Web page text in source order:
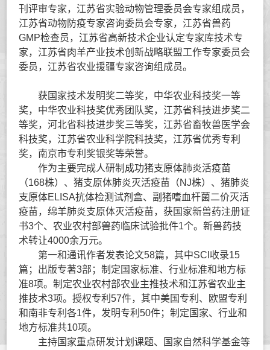
刊评审专家，江苏省实验动物管理委员会专家组成员，
江苏省动物防疫专家咨询委员会专家，江苏省兽药
GMP检查员，江苏省高新技术企业认定专家库技术专
家，江苏省肉羊产业技术创新战略联盟工作专家委员会
委员，江苏省农业援疆专家咨询组成员。
获国家技术发明奖二等奖， 中华农业科技奖一等
奖， 中华农业科技奖优秀团队奖， 江苏省科技进步奖二
等奖，河北省科技进步奖三等奖，江苏省畜牧兽医学会
科技奖，江苏省农业科学院科技奖，江苏省优秀专利
奖，南京市专利奖银奖等荣誉。
作为主要完成人研制成功猪支原体肺炎活疫苗
（168株）、猪支原体肺炎灭活疫苗（NJ株）、猪肺炎
支原体ELISA抗体检测试剂盒、副猪嗜血杆菌二价灭活
疫苗，绵羊肺炎支原体灭活疫苗，获国家新兽药注册证
书3个、农业农村部兽药临床试验批件1个。新兽药技
术转让4000余万元。
第一和通讯作者发表论文58篇，其中SCI 收录15
篇；出版专著3部；制定国家标准、行业标准和地方标
准8项。制定农业农村部农业主推技术和江苏省农业主
推技术3项。授权专利57件，其中美国专利、欧盟专利
和南非专利各1件，发明专利50件；制定国家、行业和
地方标准共10项。
主持国家重点研发计划课题、国家自然科学基金等